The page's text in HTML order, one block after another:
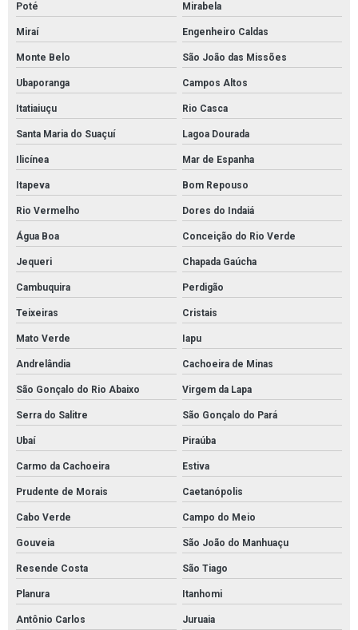
Poté Mirabela
Miraí Engenheiro Caldas
Monte Belo São João das Missões
Ubaporanga Campos Altos
Itatiaiuçu Rio Casca
Santa Maria do Suaçuí Lagoa Dourada
Ilicínea Mar de Espanha
Itapeva Bom Repouso
Rio Vermelho Dores do Indaiá
Água Boa Conceição do Rio Verde
Jequeri Chapada Gaúcha
Cambuquira Perdigão
Teixeiras Cristais
Mato Verde Iapu
Andrelândia Cachoeira de Minas
São Gonçalo do Rio Abaixo Virgem da Lapa
Serra do Salitre São Gonçalo do Pará
Ubaí Piraúba
Carmo da Cachoeira Estiva
Prudente de Morais Caetanópolis
Cabo Verde Campo do Meio
Gouveia São João do Manhuaçu
Resende Costa São Tiago
Planura Itanhomi
Antônio Carlos Juruaia